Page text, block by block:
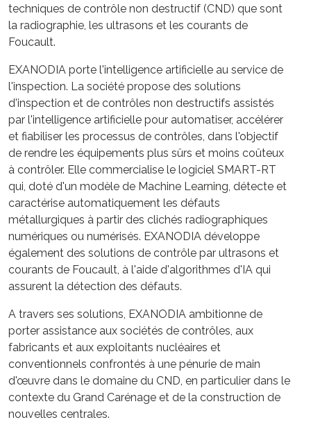
techniques de contrôle non destructif (CND) que sont
la radiographie, les ultrasons et les courants de
Foucault.
EXANODIA porte l'intelligence artificielle au service de
l'inspection. La société propose des solutions
d'inspection et de contrôles non destructifs assistés
par l'intelligence artificielle pour automatiser, accélérer
et fiabiliser les processus de contrôles, dans l'objectif
de rendre les équipements plus sûrs et moins coûteux
à contrôler. Elle commercialise le logiciel SMART-RT
qui, doté d'un modèle de Machine Learning, détecte et
caractérise automatiquement les défauts
métallurgiques à partir des clichés radiographiques
numériques ou numérisés. EXANODIA développe
également des solutions de contrôle par ultrasons et
courants de Foucault, à l'aide d'algorithmes d'IA qui
assurent la détection des défauts.
A travers ses solutions, EXANODIA ambitionne de
porter assistance aux sociétés de contrôles, aux
fabricants et aux exploitants nucléaires et
conventionnels confrontés à une pénurie de main
d'œuvre dans le domaine du CND, en particulier dans le
contexte du Grand Carénage et de la construction de
nouvelles centrales.